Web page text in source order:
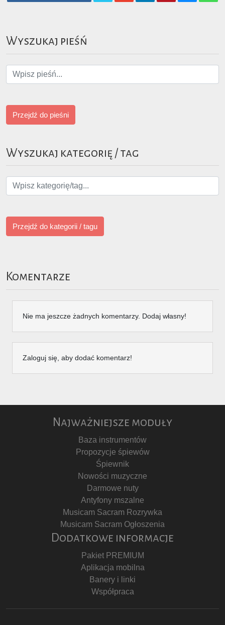
Wyszukaj pieśń
Przejdź do pieśni
Wyszukaj kategorię / tag
Przejdź do kategorii / tagu
Komentarze
Nie ma jeszcze żadnych komentarzy. Dodaj własny!
Zaloguj się, aby dodać komentarz!
Najważniejsze moduły
Baza instrumentów
Propozycje śpiewów
Śpiewnik
Nowości muzyczne
Darmowe nuty
Antyfony mszalne
Musicam Sacram Rozrywka
Musicam Sacram Ogłoszenia
Dodatkowe informacje
Pakiet PREMIUM
Aplikacja mobilna
Banery i linki
Współpraca